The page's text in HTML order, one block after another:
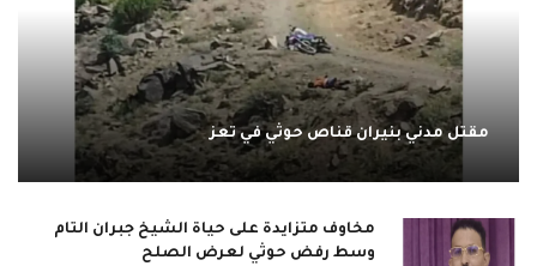
مقتل مدني بنيران قناص حوثي في تعز
مخاوف متزايدة على حياة الشيخ جبران التام
وسط رفض حوثي لعرض الصلح